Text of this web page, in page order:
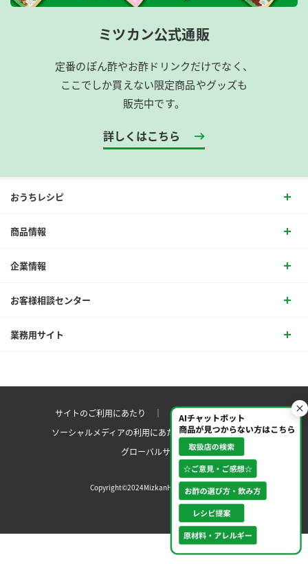
ミツカン公式通販
定番のぽん酢やお酢ドリンクだけでなく、
ここでしか買えない限定商品やグッズも
販売中です。
詳しくはこちら
おうちレシピ
商品情報
企業情報
お客様相談センター
業務用サイト
サイトのご利用にあたり ｜プライバシーポリシー
ソーシャルメディアの利用にあたりサイトマップ ｜
グローバルサイト
Copyright©2024MizkanHoldingsCo.Ltd.